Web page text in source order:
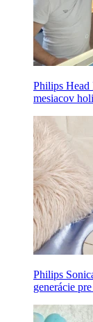
Philips Head
mesiacov
Philips
generácie